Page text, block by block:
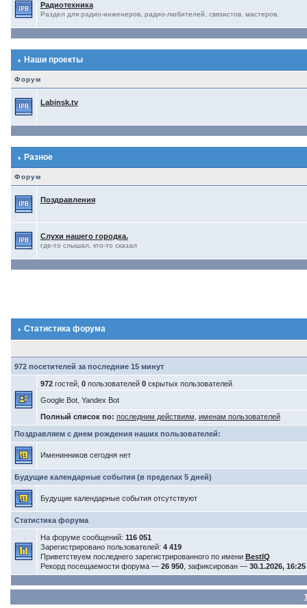
Радиотехника
Раздел для радио-инженеров, радио-любителей, связистов, мастеров.
Наши проекты
Форум
Labinsk.tv
Разное
Форум
Поздравления
Слухи нашего городка.
где-то слышал, кто-то сказал
Статистика форума
972 посетителей за последние 15 минут
972гостей, 0пользователей 0скрытых пользователей
Google Bot, Yandex Bot
Полный список по: последним действиям именам пользователей
Поздравляем с днем рождения наших пользователей:
Именинников сегодня нет
Будущие календарные события (в пределах 5 дней)
Будущие календарные события отсутствуют
Статистика форума
На форуме сообщений: 116 051
Зарегистрировано пользователей: 4 419
Приветствуем последнего зарегистрированного по имени BestIQ
Рекорд посещаемости форума — 26 950, зафиксирован — 30.1.2026, 16:25